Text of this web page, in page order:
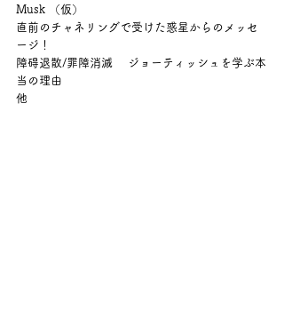
Musk （仮）
直前のチャネリングで受けた惑星からのメッセ
ージ！
障碍退散/罪障消滅 　ジョーティッシュを学ぶ本
当の理由
他